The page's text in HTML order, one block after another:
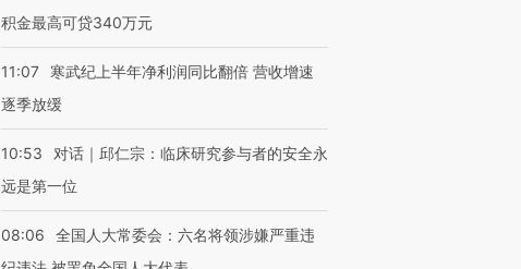
积金最高可贷340万元
11:07
寒武纪上半年净利润同比翻倍 营收增速
逐季放缓
10:53
对话｜邱仁宗：临床研究参与者的安全永
远是第一位
08:06
全国人大常委会：六名将领涉嫌严重违